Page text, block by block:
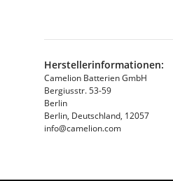
Herstellerinformationen:
Camelion Batterien GmbH
Bergiusstr. 53-59
Berlin
Berlin, Deutschland, 12057
info@camelion.com